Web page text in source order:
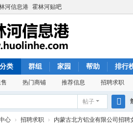
河信息港 霍林河贴吧
类 群组 家园 帮助 排行
热门商铺 推荐信息 招聘求职
帖子
搜
心 › 招聘求职 › 内蒙古北方铝业有限公司招聘